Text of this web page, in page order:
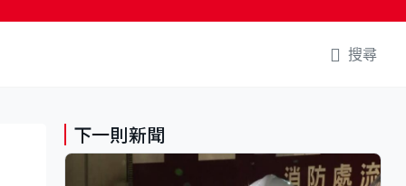
搜尋
下一則新聞